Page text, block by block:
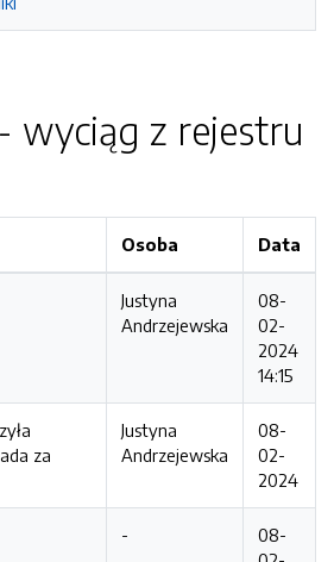
wyciąg z rejestru
Osoba Data
Justyna
Andrzejewska
08-
02-
2024
14:15
za
Justyna
Andrzejewska
08-
02-
2024
-
08-